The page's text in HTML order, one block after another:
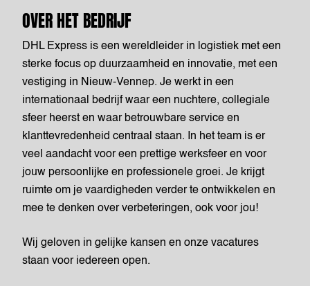
OVER HET BEDRIJF
DHL Express is een wereldleider in logistiek met een
sterke focus op duurzaamheid en innovatie, met een
vestiging in Nieuw-Vennep. Je werkt in een
internationaal bedrijf waar een nuchtere, collegiale
sfeer heerst en waar betrouwbare service en
klanttevredenheid centraal staan. In het team is er
veel aandacht voor een prettige werksfeer en voor
jouw persoonlijke en professionele groei. Je krijgt
ruimte om je vaardigheden verder te ontwikkelen en
mee te denken over verbeteringen, ook voor jou!
Wij geloven in gelijke kansen en onze vacatures
staan voor iedereen open.